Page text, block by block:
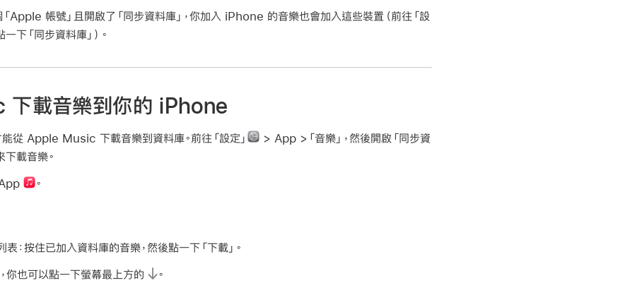
Apple 帳號」且開啟了「同步資料庫」，你加入 iPhone 的音樂也會加入這些裝置（前往「設
下「同步資料庫」）。
載音樂到你的 iPhone
能從 Apple Music 下載音樂到資料庫。前往「設定」
> App >「音樂」，然後開啟「同步資
下載音樂。
。
表：按住已加入資料庫的音樂，然後點一下「下載」。
你也可以點一下螢幕最上方的 。